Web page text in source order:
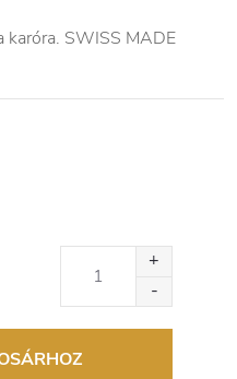
karóra. SWISS MADE